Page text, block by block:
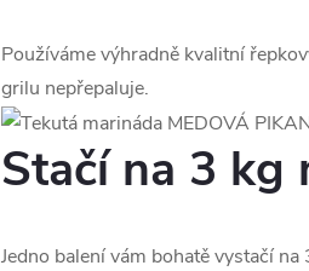
Používáme výhradně kvalitní
grilu nepřepaluje.
Stačí na 3 kg
Jedno balení vám bohatě vystačí na